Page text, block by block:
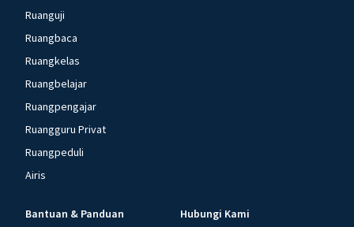
Ruanguji
Ruangbaca
Ruangkelas
Ruangbelajar
Ruangpengajar
Ruangguru Privat
Ruangpeduli
Airis
Bantuan & Panduan Hubungi Kami